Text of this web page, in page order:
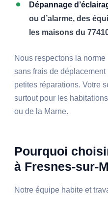
Dépannage
ou d’alarme, des
les maisons du
Nous respectons la
sans frais de
petites réparations. Votre
surtout pour les
ou de la Marne.
Pourquoi
à Fresnes-sur-
Notre équipe habite et